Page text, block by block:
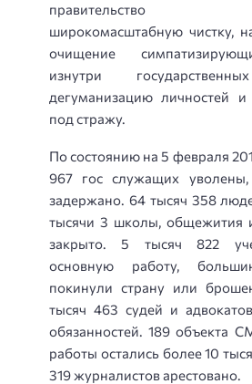
правительство
широкомасштабную чистку,
очищение
изнутри
дегуманизацию личностей
под стражу.
По состоянию на 5 февраля
967 гос служащих
задержано. 64 тысяч 358
тысячи 3 школы, общежития
закрыто. 5 тысяч 822
основную работу,
покинули страну или
тысяч 463 судей и
обязанностей. 189 объекта
работы остались более 10
319 журналистов арестовано.